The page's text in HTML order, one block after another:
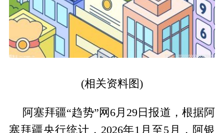
(相关资料图)
阿塞拜疆“趋势”网6月29日报道，根据阿
塞拜疆央行统计，2026年1月至5月，阿银